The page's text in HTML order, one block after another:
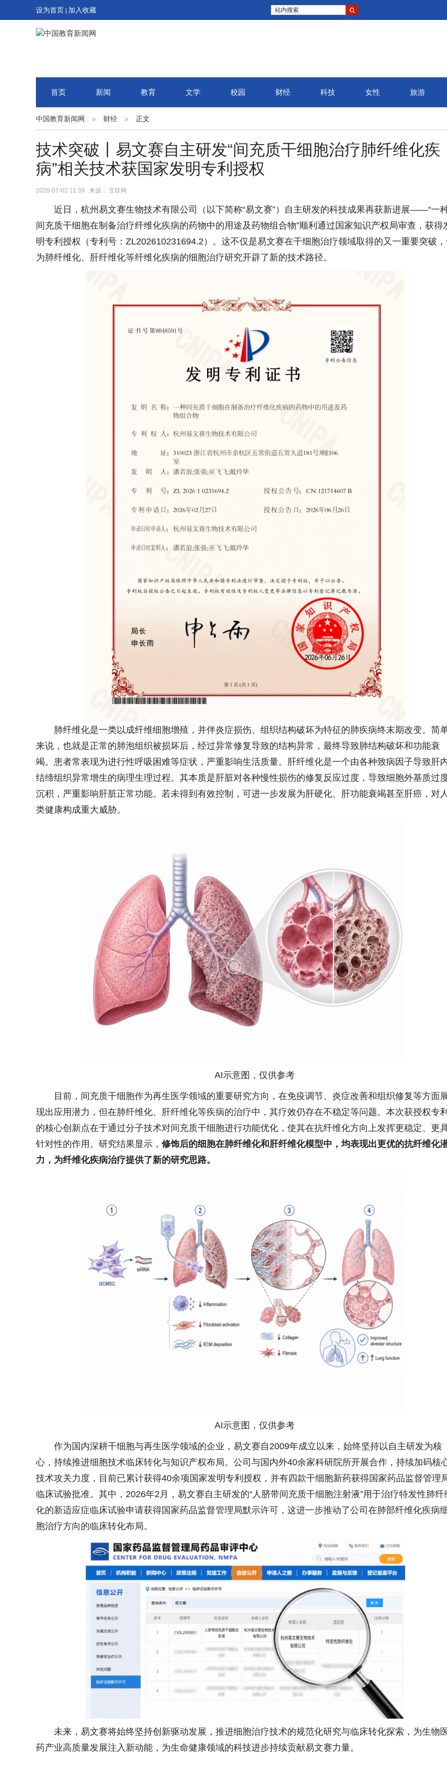
设为首页 加入收藏 站内搜索
首页 新闻 教育 文学 校园 财经 科技 女性 旅游
中国教育新闻网 财经 正文
技术突破丨易文赛自主研发“间充质干细胞治疗肺纤维化疾
病”相关技术获国家发明专利授权
2026-07-02 11:39 来源： 互联网
近日，杭州易文赛生物技术有限公司（以下简称“易文赛”）自主研发的科技成果再获新进展——“一
间充质干细胞在制备治疗纤维化疾病的药物中的用途及药物组合物”顺利通过国家知识产权局审查，获得
明专利授权（专利号：ZL202610231694.2）。这不仅是易文赛在干细胞治疗领域取得的又一重要突破
为肺纤维化、肝纤维化等纤维化疾病的细胞治疗研究开辟了新的技术路径。
肺纤维化是一类以成纤维细胞增殖，并伴炎症损伤、组织结构破坏为特征的肺疾病终末期改变。简
来说，也就是正常的肺泡组织被损坏后，经过异常修复导致的结构异常，最终导致肺结构破坏和功能衰
竭。患者常表现为进行性呼吸困难等症状，严重影响生活质量。肝纤维化是一个由各种致病因子导致肝
结缔组织异常增生的病理生理过程。其本质是肝脏对各种慢性损伤的修复反应过度，导致细胞外基质过
沉积，严重影响肝脏正常功能。若未得到有效控制，可进一步发展为肝硬化、肝功能衰竭甚至肝癌，对
类健康构成重大威胁。
AI示意图，仅供参考
目前，间充质干细胞作为再生医学领域的重要研究方向，在免疫调节、炎症改善和组织修复等方面
现出应用潜力，但在肺纤维化、肝纤维化等疾病的治疗中，其疗效仍存在不稳定等问题。本次获授权专
的核心创新点在于通过分子技术对间充质干细胞进行功能优化，使其在抗纤维化方向上发挥更稳定、更
针对性的作用。研究结果显示， 修饰后的细胞在肺纤维化和肝纤维化模型中，均表现出更优的抗纤维化
力，为纤维化疾病治疗提供了新的研究思路。
AI示意图，仅供参考
作为国内深耕干细胞与再生医学领域的企业，易文赛自2009年成立以来，始终坚持以自主研发为核
心，持续推进细胞技术临床转化与知识产权布局。公司与国内外40余家科研院所开展合作，持续加码核
技术攻关力度，目前已累计获得40余项国家发明专利授权，并有四款干细胞新药获得国家药品监督管理
临床试验批准。其中，2026年2月，易文赛自主研发的“人脐带间充质干细胞注射液”用于治疗特发性肺纤
化的新适应症临床试验申请获得国家药品监督管理局默示许可，这进一步推动了公司在肺部纤维化疾病
胞治疗方向的临床转化布局。
未来，易文赛将始终坚持创新驱动发展，推进细胞治疗技术的规范化研究与临床转化探索，为生物
药产业高质量发展注入新动能，为生命健康领域的科技进步持续贡献易文赛力量。